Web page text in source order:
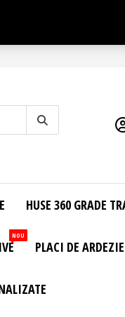
HUSE 360 GRADE
NOU
PLACI DE ARDEZIE